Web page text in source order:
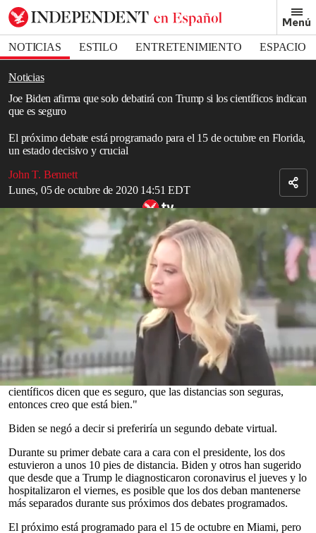
Menú
NOTICIAS ESTILO ENTRETENIMIENTO
ESPACIO
DEPORTES
Noticias
Joe Biden afirma que solo debatirá con Trump si los científicos indican
que es seguro
El próximo debate está programado para el 15 de octubre en Florida,
un estado decisivo y crucial
John T. Bennett
Lunes, 05 de octubre de 2020 14:51 EDT
Bookmark popover
Removed from bookmarks
Close popover
seconds
seconds
Kayleigh McEnany se quita su mascarilla para hablar con los
reporteros antes de confirmar su contagio de coronavirus
Read in English
El candidato demócrata Joe Biden dijo el lunes que está dispuesto a
debatir con Donald Trump a finales de este mes, a pesar de que el
presidente tiene coronavirus, "si los científicos dicen que es
En declaraciones a los periodistas en Delaware antes de abordar un
vuelo para hacer campaña en Florida, el exvicepresidente dijo que
tiene la intención de “escuchar la ciencia” y agregó: “Si los
científicos dicen que es seguro, que las distancias son seguras,
entonces creo que está bien."
Biden se negó a decir si preferiría un segundo debate virtual.
Durante su primer debate cara a cara con el presidente, los dos
estuvieron a unos 10 pies de distancia. Biden y otros han sugerido
que desde que a Trump le diagnosticaron coronavirus el jueves y lo
hospitalizaron el viernes, es posible que los dos deban mantenerse
más separados durante sus próximos dos debates programados.
El próximo está programado para el 15 de octubre en Miami, pero